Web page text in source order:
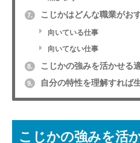
7. こじかはどんな職業がお
向いている仕事
向いてない仕事
8. こじかの強みを活かせる
9. 自分の特性を理解すれば
こじかの強みを活